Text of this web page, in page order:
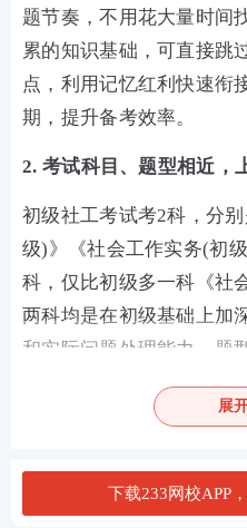
题节奏，不用花大量时间
累的知识基础，可直接跳
点，利用记忆红利快速衔
期，提升备考效率。
2. 考试科目、题型相近，
初级社工考试考2科，分
级)》《社会工作实务(初
科，仅比初级多一科《社
两科均是在初级基础上加
和实际问题处理能力。题
《社会工作实务》考主观
样，都是客观题，刚考完
3. 科目安排灵活：
展
下载233网校APP